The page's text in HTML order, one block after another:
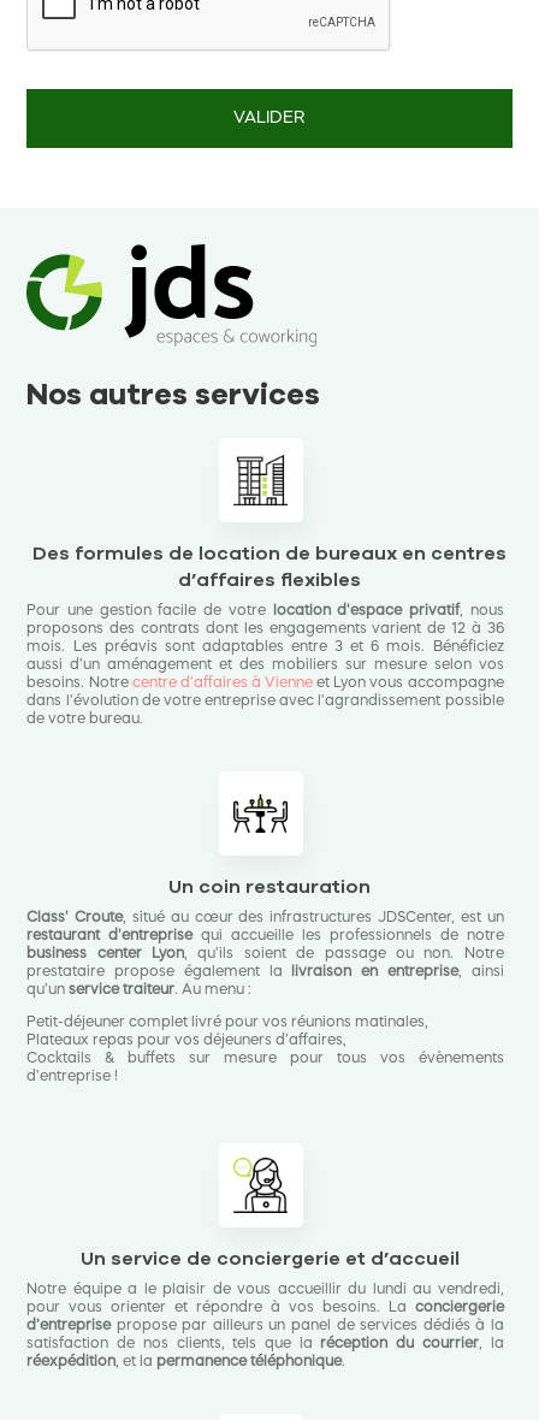
VALIDER
Nos autres services
Des formules de location de bureaux en centres
d’affaires flexibles
Pour une gestion facile de votre location d'espace privatif, nous
proposons des contrats dont les engagements varient de 12 à 36
mois. Les préavis sont adaptables entre 3 et 6 mois. Bénéficiez
aussi d’un aménagement et des mobiliers sur mesure selon vos
besoins. Notre centre d’affaires à Vienne et Lyon vous accompagne
dans l'évolution de votre entreprise avec l'agrandissement possible
de votre bureau.
Un coin restauration
Class' Croute, situé au cœur des infrastructures JDSCenter, est un
restaurant d'entreprisequi accueille les professionnels de notre
business center Lyon, qu’ils soient de passage ou non. Notre
prestataire propose également la
livraison en entreprise, ainsi
qu’unservice traiteur. Au menu :
Petit-déjeuner complet livré pour vos réunions matinales,
Plateaux repas pour vos déjeuners d’affaires,
Cocktails & buffets sur mesure pour tous vos évènements
d’entreprise !
Un service de conciergerie et d’accueil
Notre équipe a le plaisir de vous accueillir du lundi au vendredi,
pour vous orienter et répondre à vos besoins. La conciergerie
d’entreprisepropose par ailleurs un panel de services dédiés à la
satisfaction de nos clients, tels que la réception du courrier, la
réexpédition, et la permanence téléphonique.